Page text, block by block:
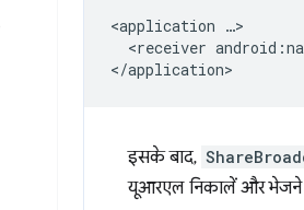
<application
<receiver
इसके बाद,
यूआरएल निकालें और भेजने